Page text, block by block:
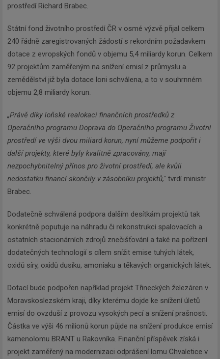
prostředí Richard Brabec.
Státní fond životního prostředí ČR v osmé výzvě přijal celkem
240 řádně zaregistrovaných žádostí s rekordním požadavkem
dotace z evropských fondů v objemu 5,4 miliardy korun. Celkem
92 projektům zaměřeným na snížení emisí z průmyslu a
zemědělství již byla dotace loni schválena, a to v souhrnném
objemu 2,8 miliardy korun.
„Právě díky loňské realokaci finančních prostředků z
Operačního programu Doprava do Operačního programu Životní
prostředí ve výši dvou miliard korun, nyní můžeme podpořit i
další projekty, které byly kvalitně zpracovány, mají
nezpochybnitelný přínos pro životní prostředí, ale kvůli
nedostatku financí skončily v zásobníku projektů," tvrdí ministr
Brabec.
Dodatečně schválená podpora dalším desítkám projektů tak
konkrétně poputuje na náhradu či rekonstrukci spalovacích a
ostatních stacionárních zdrojů znečišťování a také na pořízení
dodatečných technologií s cílem snížit emise tuhých látek,
oxidů síry, oxidů dusíku, amoniaku a těkavých organických látek.
Dotací bude podpořen například projekt Třineckých železáren v
Moravskoslezském kraji, díky kterému dojde ke snížení úletů
emisí do ovzduší z provozu vysokých pecí a snížení prašnosti.
Částka ve výši 46 milionů korun půjde na snížení produkce emisí
kamenolomu BRANT u Rakovníka. Finanční příspěvek získá i
projekt zaměřený na modernizaci odprášení lomu Chvaletice v